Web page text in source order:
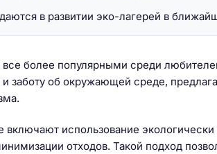
все более популярными среди
заботу об окружающей среде,
использование
отходов. Такой подход
в развитии эко-лагерей в